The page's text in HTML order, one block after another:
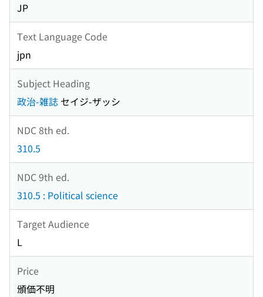
JP
Text Language Code
jpn
Subject Heading
政治-雑誌 セイジ-ザッシ
NDC 8th ed.
310.5
NDC 9th ed.
310.5 : Political science
Target Audience
L
Price
頒価不明